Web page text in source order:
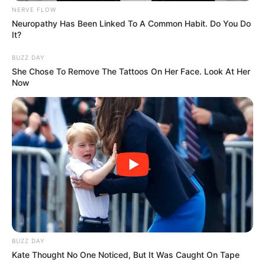
15 – 1 – 9 – 8 – 16 – 2 – 13 – 3 / (5)
Générez vos tickets Quinté
Tiercé avec notre Logiciel 100%
gratuit ou en version Spot.
Obtenez vos ticketsQuinté+ ou Tiercé avec notre
logiciel intégré ou la meilleure version Spot du
Web, les deux systèmes sont basés sur les meilleurs
pronostics de la presse du PMU PLAY.
personnalisables avec une option mixte pour
maximiser vos chances de gagner.
NERVE FLOW
Neuropathy Has Been Linked To A Common Habit. Do You Do
It?
BUZZ DAY
She Chose To Remove The Tattoos On Her Face. Look At Her
Now
BUZZ DAY
Kate Thought No One Noticed, But It Was Caught On Tape